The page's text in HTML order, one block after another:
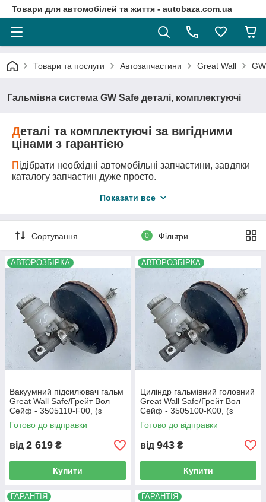
Товари для автомобілей та життя - autobaza.com.ua
Товари та послуги Автозапчастини Great Wall
Гальмівна система GW Safe деталі, комплектуючі
Деталі та комплектуючі за вигідними
цінами з гарантією
П ідібрати необхідні автомобільні запчастини, завдяки
каталогу запчастин дуже просто.
логістичними компаніями.
вигідними цінами!
Ми підберемо всі необхідні вам запчастини та
деталі навіть якщо ви не знаєте її точного
найменування.
ля цього вам достатньо звя'затися з нами за
+380 (67) 505-21-32і ми підберемо потрібні вам
запчастину!
Я кщо необхідної вам запчастини не виявилося в
каталозі,
Будь ласка,зателефонуйте нам.
М
и запропонуємо вам самий оптимальний
варіант!
Це суттєво збереже Ваш час та гроші!
Показати все
Сортування 0 Фільтри
АВТОРОЗБІРКА
Вакуумний підсилювач гальм
Great Wall Safe/Грейт Вол
Сейф - 3505110-F00, (з
розбірки)
Готово до відправки
від 2 619 ₴
Купити
АВТОРОЗБІРКА
Циліндр гальмівний головний
Great Wall Safe/Грейт Вол
Сейф - 3505100-K00, (з
розбірки)
Готово до відправки
від 943 ₴
Купити
ГАРАНТІЯ ГАРАНТІЯ